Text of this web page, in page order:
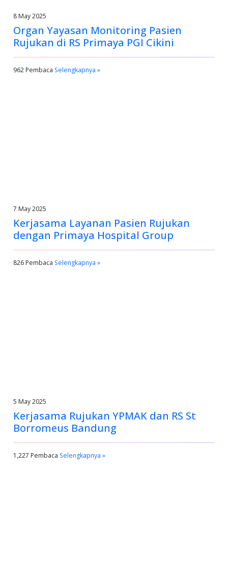
8 May 2025
Organ Yayasan Monitoring Pasien
Rujukan di RS Primaya PGI Cikini
962 Pembaca Selengkapnya »
7 May 2025
Kerjasama Layanan Pasien Rujukan
dengan Primaya Hospital Group
826 Pembaca Selengkapnya »
5 May 2025
Kerjasama Rujukan YPMAK dan RS St
Borromeus Bandung
1,227 Pembaca Selengkapnya »